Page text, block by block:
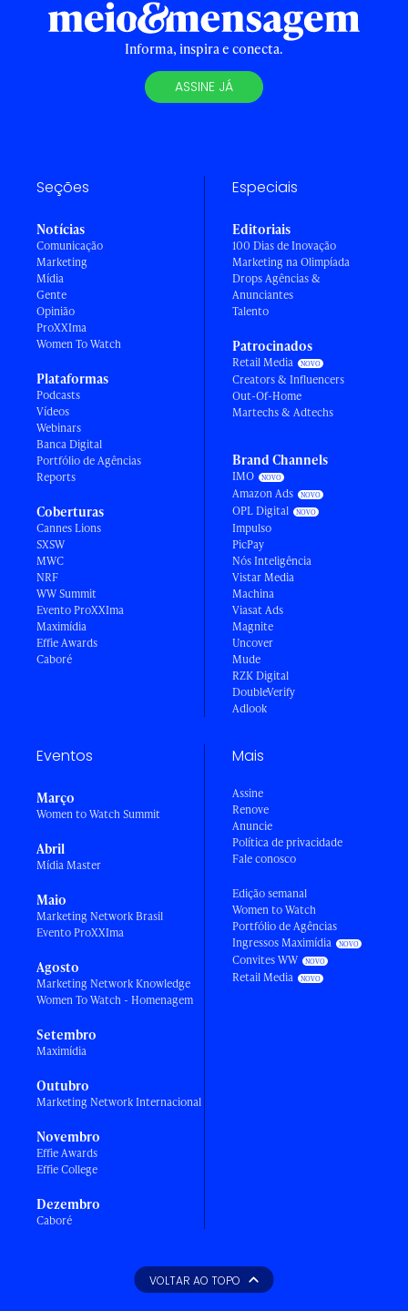
Informa, inspira e conecta.
ASSINE JÁ
Seções
Notícias
Comunicação
Marketing
Mídia
Gente
Opinião
ProXXIma
Women To Watch
Plataformas
Podcasts
Vídeos
Webinars
Banca Digital
Portfólio de Agências
Reports
Coberturas
Cannes Lions
SXSW
MWC
NRF
WW Summit
Evento ProXXIma
Maximídia
Effie Awards
Caboré
Especiais
Editoriais
100 Dias de Inovação
Marketing na Olimpíada
Drops Agências &
Anunciantes
Talento
Patrocinados
Retail Media
Creators & Influencers
Out-Of-Home
Martechs & Adtechs
Brand Channels
IMO
Amazon Ads
OPL Digital
Impulso
PicPay
Nós Inteligência
Vistar Media
Machina
Viasat Ads
Magnite
Uncover
Mude
RZK Digital
DoubleVerify
Adlook
Eventos
Março
Women to Watch Summit
Abril
Mídia Master
Maio
Marketing Network Brasil
Evento ProXXIma
Agosto
Marketing Network Knowledge
Women To Watch - Homenagem
Setembro
Maximídia
Outubro
Marketing Network Internacional
Novembro
Effie Awards
Effie College
Dezembro
Caboré
Mais
Assine
Renove
Anuncie
Política de privacidade
Fale conosco
Edição semanal
Women to Watch
Portfólio de Agências
Ingressos Maximídia
Convites WW
Retail Media
VOLTAR AO TOPO